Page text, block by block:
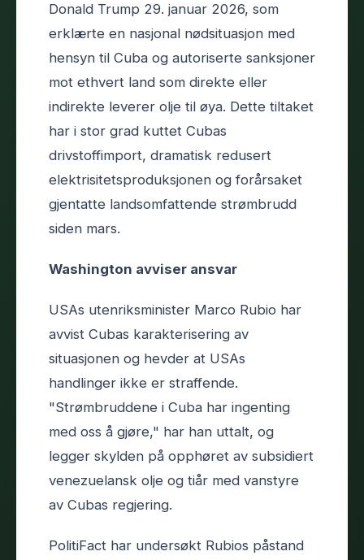
Donald Trump 29. januar 2026, som
erklærte en nasjonal nødsituasjon med
hensyn til Cuba og autoriserte sanksjoner
mot ethvert land som direkte eller
indirekte leverer olje til øya. Dette tiltaket
har i stor grad kuttet Cubas
drivstoffimport, dramatisk redusert
elektrisitetsproduksjonen og forårsaket
gjentatte landsomfattende strømbrudd
siden mars.
Washington avviser ansvar
USAs utenriksminister Marco Rubio har
avvist Cubas karakterisering av
situasjonen og hevder at USAs
handlinger ikke er straffende.
"Strømbruddene i Cuba har ingenting
med oss å gjøre," har han uttalt, og
legger skylden på opphøret av subsidiert
venezuelansk olje og tiår med vanstyre
av Cubas regjering.
PolitiFact har undersøkt Rubios påstand